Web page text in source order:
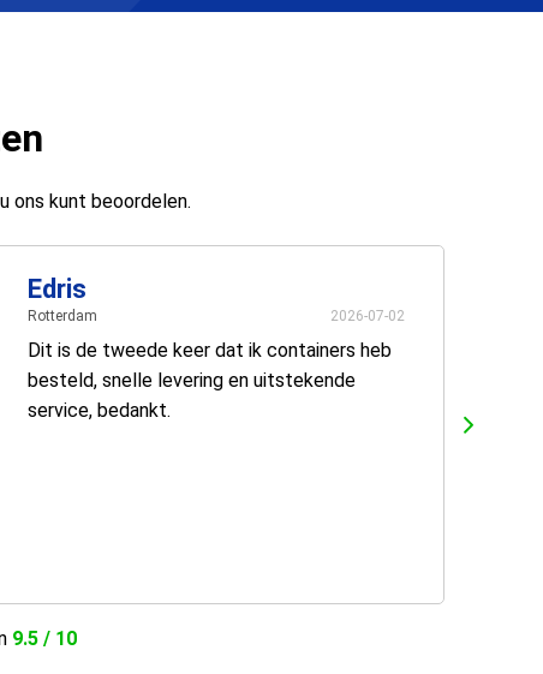
ons kunt beoordelen.
Edris
Rotterdam 2026-07-02
Dit is de tweede keer dat ik containers heb
besteld, snelle levering en uitstekende
service, bedankt.
9.5 / 10